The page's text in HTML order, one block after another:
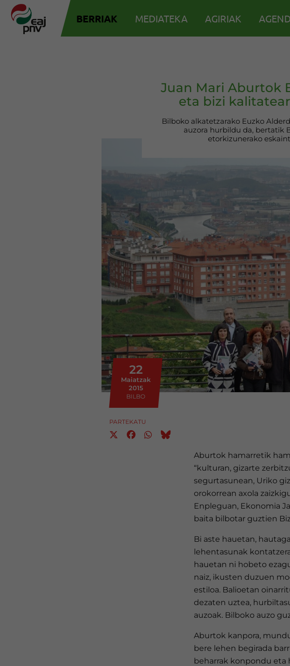
BERRIAK MEDIATEKA AGIRIAK
Juan Mari Aburtok
eta bizi
Bilboko alkatetzarako Euzko
auzora hurbildu da, bertatik
etorkizunerako
22
Maiatzak
2015
BILBO
PARTEKATU
Aburtok hamarretik
“kulturan, gizarte
segurtasunean, Uriko
orokorrean axola
Enpleguan, Ekonomia
baita bilbotar guztien
Bi aste hauetan,
lehentasunak
hauetan ni hobeto
naiz, ikusten duzuen
estiloa. Balioetan
dezaten uztea,
auzoak. Bilboko auzo
Aburtok kanpora,
bere lehen begirada
beharrak konpondu eta